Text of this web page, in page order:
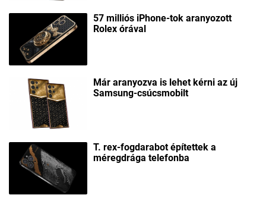
57 milliós iPhone-tok aranyozott
Rolex órával
Már aranyozva is lehet kérni az új
Samsung-csúcsmobilt
T. rex-fogdarabot építettek a
méregdrága telefonba